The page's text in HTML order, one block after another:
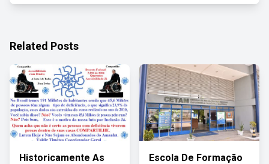
Related Posts
Historicamente As
Escola De Formação